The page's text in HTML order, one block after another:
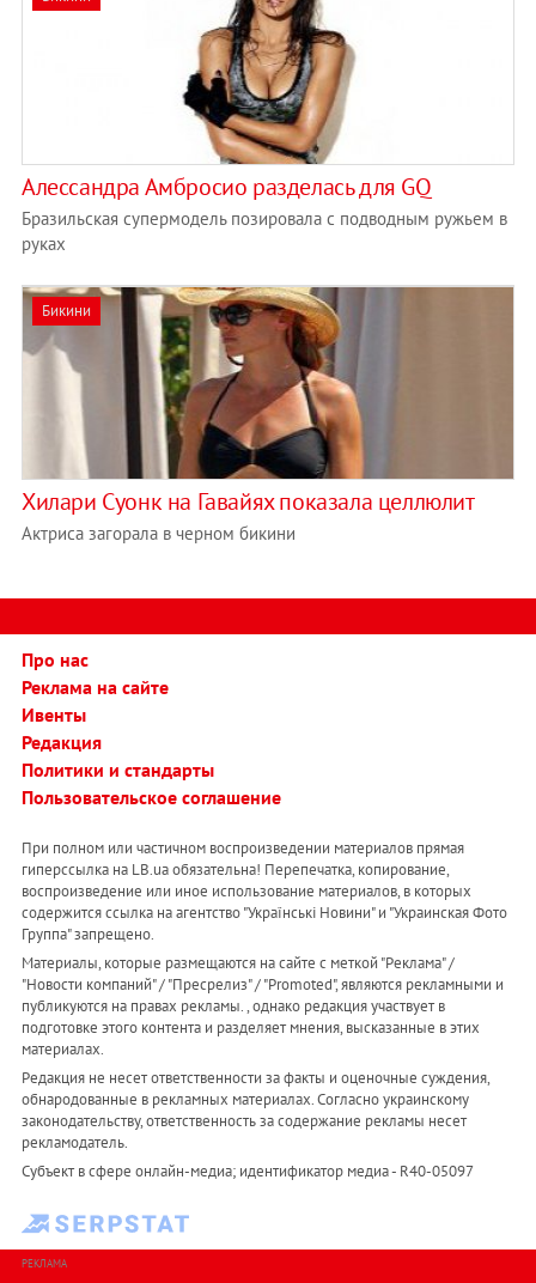
Алессандра Амбросио разделась для GQ
Бразильская супермодель позировала с подводным ружьем в
руках
Бикини
Хилари Суонк на Гавайях показала целлюлит
Актриса загорала в черном бикини
Про нас
Реклама на сайте
Ивенты
Редакция
Политики и стандарты
Пользовательское соглашение
При полном или частичном воспроизведении материалов прямая
гиперссылка на LB.ua обязательна! Перепечатка, копирование,
воспроизведение или иное использование материалов, в которых
содержится ссылка на агентство "Українськi Новини" и "Украинская Фото
Группа" запрещено.
Материалы, которые размещаются на сайте с меткой "Реклама" /
"Новости компаний" / "Пресрелиз" / "Promoted", являются рекламными и
публикуются на правах рекламы. , однако редакция участвует в
подготовке этого контента и разделяет мнения, высказанные в этих
материалах.
Редакция не несет ответственности за факты и оценочные суждения,
обнародованные в рекламных материалах. Согласно украинскому
законодательству, ответственность за содержание рекламы несет
рекламодатель.
Субъект в сфере онлайн-медиа; идентификатор медиа - R40-05097
РЕКЛАМА